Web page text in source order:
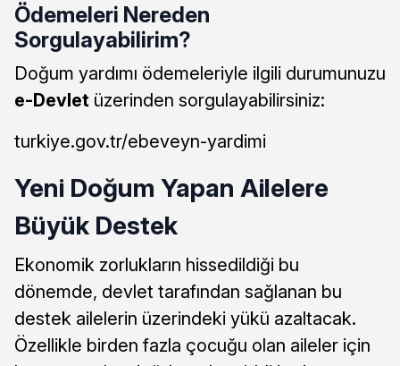
Ödemeleri Nereden
Sorgulayabilirim?
Doğum yardımı ödemeleriyle ilgili durumunuzu
e-Devlet üzerinden sorgulayabilirsiniz:
turkiye.gov.tr/ebeveyn-yardimi
Yeni Doğum Yapan Ailelere
Büyük Destek
Ekonomik zorlukların hissedildiği bu
dönemde, devlet tarafından sağlanan bu
destek ailelerin üzerindeki yükü azaltacak.
Özellikle birden fazla çocuğu olan aileler için